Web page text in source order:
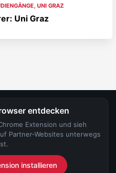
, UNI GRAZ
Uni Graz
entdecken
Extension und sieh
Partner-Websites unterwegs
installieren